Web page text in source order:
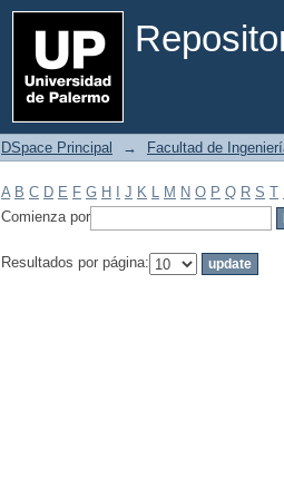
Filtrar por: Materia
DSpace Principal → Facultad de
A B C D E F G H J K L M N O P Q R S T
Comienza por
Resultados por página: